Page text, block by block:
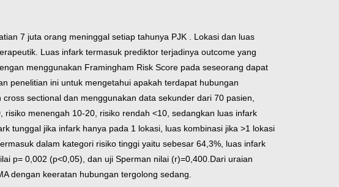
7 juta orang meninggal setiap tahunya PJK . Lokasi dan luas
Luas infark termasuk prediktor terjadinya outcome yang
menggunakan Framingham Risk Score pada seseorang dapat
penelitian ini untuk mengetahui apakah terdapat hubungan
sectional dan menggunakan data sekunder dari 70 pasien,
menengah 10-20, risiko rendah <10, sedangkan luas infark
tunggal jika infark hanya pada 1 lokasi, luas kombinasi jika >1 lokasi
dalam kategori risiko tinggi yaitu sebesar 64,3%, luas infark
p= 0,002 (p<0,05), dan uji Sperman nilai (r)=0,400. Dari uraian
dengan keeratan hubungan tergolong sedang.